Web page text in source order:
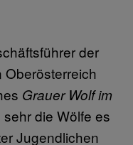
der
Oberösterreich
Grauer Wolf im
die Wölfe es
Jugendlichen